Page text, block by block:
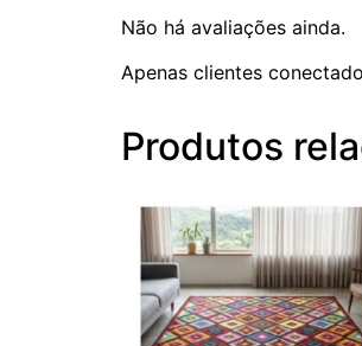
Não há avaliações ainda.
Apenas clientes
Produtos